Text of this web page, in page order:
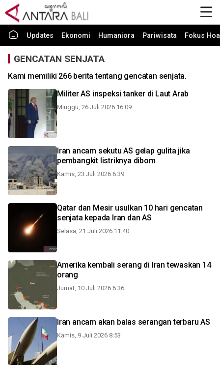
Updates Ekonomi Humaniora Pariwisata Fokus
GENCATAN SENJATA
Kami memiliki 266 berita tentang gencatan senjata.
Militer AS inspeksi tanker di Laut Arab
Minggu, 26 Juli 2026 16:09
Iran ancam sekutu AS gelap gulita jika
pembangkit listriknya dibom
Kamis, 23 Juli 2026 6:39
Qatar dan Mesir usulkan 10 hari gencatan
senjata kepada Iran dan AS
Selasa, 21 Juli 2026 11:40
Amerika kembali serang di Iran tewaskan 14
orang
Jumat, 10 Juli 2026 6:36
Iran ancam akan balas serangan terbaru AS
Kamis, 9 Juli 2026 8:53